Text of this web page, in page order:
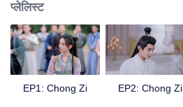
प्लेलिस्ट
EP1: Chong Zi EP2: Chong Zi